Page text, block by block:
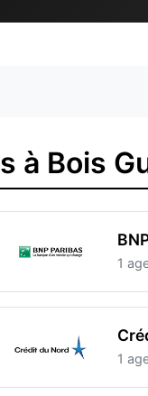
à Bois
1
1